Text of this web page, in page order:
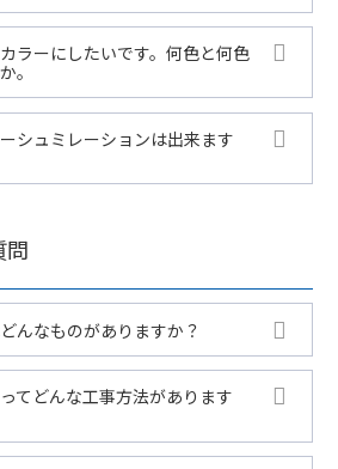
ラーにしたいです。何色と何色
。
シュミレーションは出来ます
問
んなものがありますか？
てどんな工事方法があります